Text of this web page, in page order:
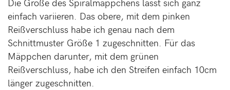
Die Größe des Spiralmäppchens lässt sich ganz
einfach variieren. Das obere, mit dem pinken
Reißverschluss habe ich genau nach dem
Schnittmuster Größe 1 zugeschnitten. Für das
Mäppchen darunter, mit dem grünen
Reißverschluss, habe ich den Streifen einfach 10cm
länger zugeschnitten.